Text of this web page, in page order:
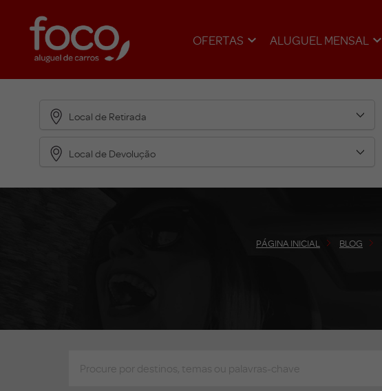
OFERTAS ALUGUEL MENSAL
Local de Retirada
Local de Devolução
PÁGINA INICIAL BLOG